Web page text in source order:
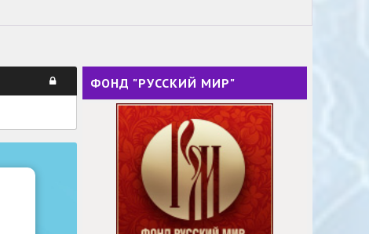
ФОНД "РУССКИЙ МИР"